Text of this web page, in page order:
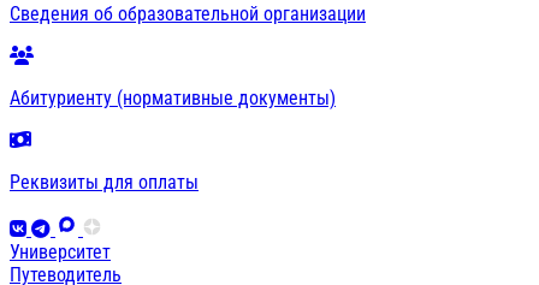
Сведения об образовательной организации
Абитуриенту (нормативные документы)
Реквизиты для оплаты
Университет
Путеводитель